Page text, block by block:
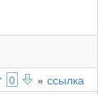
0 » ссылка